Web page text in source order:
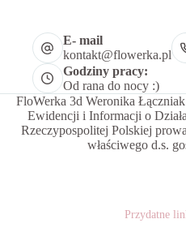
E- mail
kontakt@flowerka.pl
Godziny pracy:
Od rana do nocy :)
FloWerka 3d Weronika
Ewidencji i Informacji o
Rzeczypospolitej Polskiej
właściwego d.s.
Przydatne